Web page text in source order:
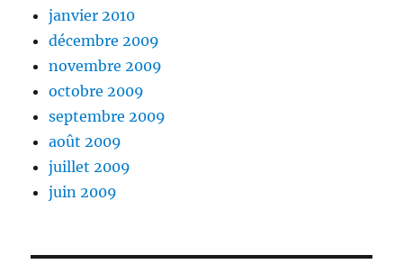
janvier 2010
décembre 2009
novembre 2009
octobre 2009
septembre 2009
août 2009
juillet 2009
juin 2009